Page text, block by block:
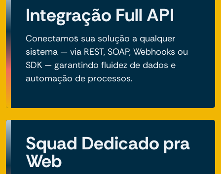
Integração Full API
Conectamos sua solução a qualquer
sistema — via REST, SOAP, Webhooks ou
SDK — garantindo fluidez de dados e
automação de processos.
Squad Dedicado pra
Web